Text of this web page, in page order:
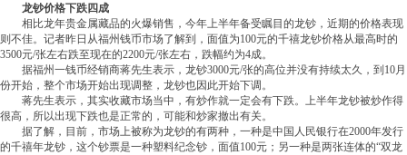
龙钞价格下跌四成
相比龙年贵金属藏品的火爆销售，今年上半年备受瞩目的龙钞，近期的价格表现
则不佳。记者昨日从福州钱币市场了解到，面值为100元的千禧龙钞价格从最高时的
3500元/张左右跌至现在的2200元/张左右，跌幅约为4成。
据福州一钱币经销商蒋先生表示，龙钞3000元/张的高位并没有持续太久，到10月
份开始，整个市场开始出现调整，龙钞也因此开始下调。
蒋先生表示，其实收藏市场当中，有炒作就一定会有下跌。上半年龙钞被炒作得
很高，所以出现下跌也是正常的，可能和炒家撤出有关。
据了解，目前，市场上被称为龙钞的有两种，一种是中国人民银行在2000年发行
的千禧年龙钞，这个钞票是一种塑料纪念钞，面值100元；另一种是两张连体的“双龙